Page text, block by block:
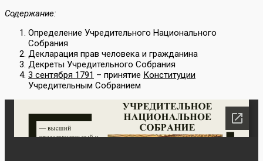
Содержание:
Определение Учредительного Национального
Собрания
Декларация прав человека и гражданина
Декреты Учредительного Собрания
3 сентября 1791 – принятие Конституции
Учредительным Собранием